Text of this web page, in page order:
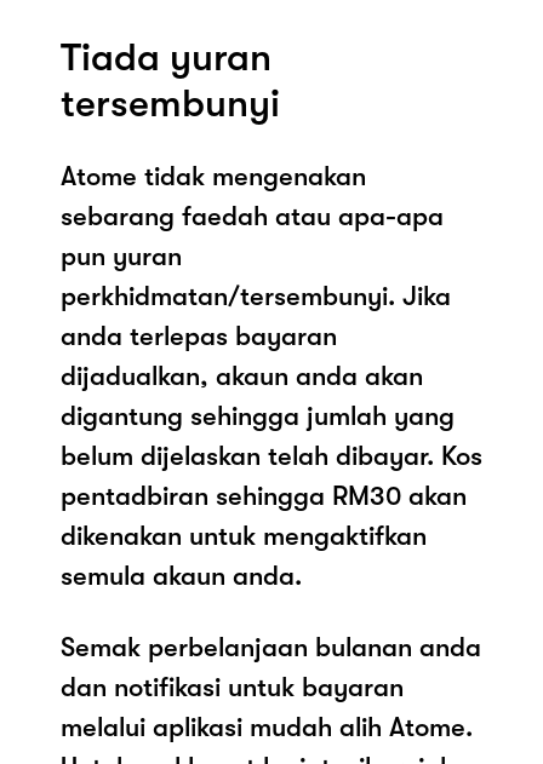
Tiada yuran
tersembunyi
Atome tidak mengenakan
sebarang faedah atau apa-apa
pun yuran
perkhidmatan/tersembunyi. Jika
anda terlepas bayaran
dijadualkan, akaun anda akan
digantung sehingga jumlah yang
belum dijelaskan telah dibayar. Kos
pentadbiran sehingga RM30 akan
dikenakan untuk mengaktifkan
semula akaun anda.
Semak perbelanjaan bulanan anda
dan notifikasi untuk bayaran
melalui aplikasi mudah alih Atome.